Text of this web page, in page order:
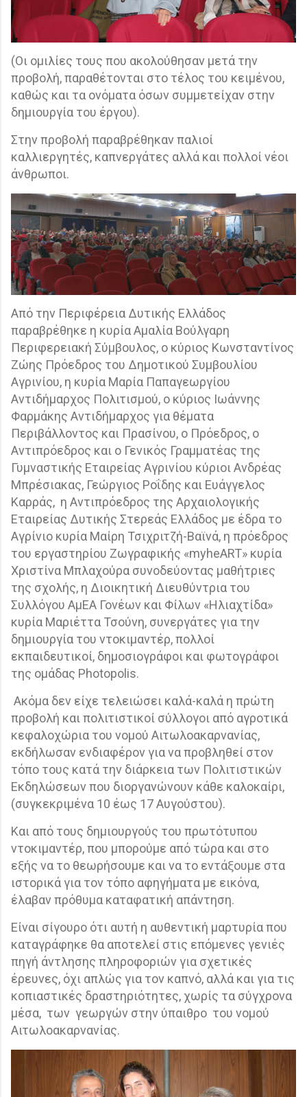
(Οι ομιλίες τους που ακολούθησαν μετά την
προβολή, παραθέτονται στο τέλος του κειμένου,
καθώς και τα ονόματα όσων συμμετείχαν στην
δημιουργία του έργου).
Στην προβολή παραβρέθηκαν παλιοί
καλλιεργητές, καπνεργάτες αλλά και πολλοί νέοι
άνθρωποι.
Από την Περιφέρεια Δυτικής Ελλάδος
παραβρέθηκε η κυρία Αμαλία Βούλγαρη
Περιφερειακή Σύμβουλος, ο κύριος Κωνσταντίνος
Ζώης Πρόεδρος του Δημοτικού Συμβουλίου
Αγρινίου, η κυρία Μαρία Παπαγεωργίου
Αντιδήμαρχος Πολιτισμού, ο κύριος Ιωάννης
Φαρμάκης Αντιδήμαρχος για θέματα
Περιβάλλοντος και Πρασίνου, ο Πρόεδρος, ο
Αντιπρόεδρος και ο Γενικός Γραμματέας της
Γυμναστικής Εταιρείας Αγρινίου κύριοι Ανδρέας
Μπρέσιακας, Γεώργιος Ροΐδης και Ευάγγελος
Καρράς, η Αντιπρόεδρος της Αρχαιολογικής
Εταιρείας Δυτικής Στερεάς Ελλάδος με έδρα το
Αγρίνιο κυρία Μαίρη Τσιχριτζή-Βαϊνά, η πρόεδρος
του εργαστηρίου Ζωγραφικής «myheART» κυρία
Χριστίνα Μπλαχούρα συνοδεύοντας μαθήτριες
της σχολής, η Διοικητική Διευθύντρια του
Συλλόγου ΑμΕΑ Γονέων και Φίλων «Ηλιαχτίδα»
κυρία Μαριέττα Τσούνη, συνεργάτες για την
δημιουργία του ντοκιμαντέρ, πολλοί
εκπαιδευτικοί, δημοσιογράφοι και φωτογράφοι
της ομάδας Photopolis.
Ακόμα δεν είχε τελειώσει καλά-καλά η πρώτη
προβολή και πολιτιστικοί σύλλογοι από αγροτικά
κεφαλοχώρια του νομού Αιτωλοακαρνανίας,
εκδήλωσαν ενδιαφέρον για να προβληθεί στον
τόπο τους κατά την διάρκεια των Πολιτιστικών
Εκδηλώσεων που διοργανώνουν κάθε καλοκαίρι,
(συγκεκριμένα 10 έως 17 Αυγούστου).
Και από τους δημιουργούς του πρωτότυπου
ντοκιμαντέρ, που μπορούμε από τώρα και στο
εξής να το θεωρήσουμε και να το εντάξουμε στα
ιστορικά για τον τόπο αφηγήματα με εικόνα,
έλαβαν πρόθυμα καταφατική απάντηση.
Είναι σίγουρο ότι αυτή η αυθεντική μαρτυρία που
καταγράφηκε θα αποτελεί στις επόμενες γενιές
πηγή άντλησης πληροφοριών για σχετικές
έρευνες, όχι απλώς για τον καπνό, αλλά και για τις
κοπιαστικές δραστηριότητες, χωρίς τα σύγχρονα
μέσα, των γεωργών στην ύπαιθρο του νομού
Αιτωλοακαρνανίας.